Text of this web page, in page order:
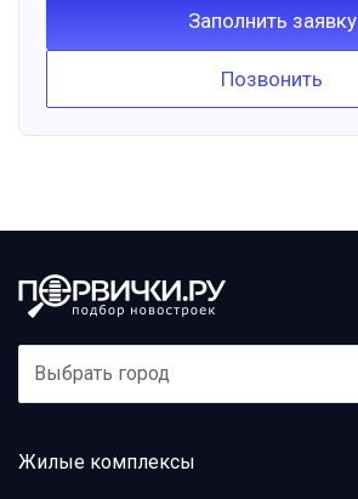
Заполнить заявку
Позвонить
Выбрать город
Жилые комплексы